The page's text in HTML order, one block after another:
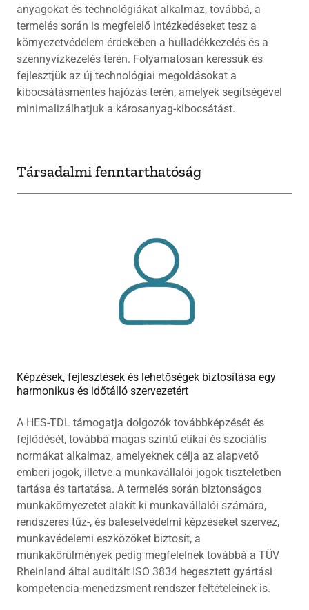
anyagokat és technológiákat alkalmaz, továbbá, a
termelés során is megfelelő intézkedéseket tesz a
környezetvédelem érdekében a hulladékkezelés és a
szennyvízkezelés terén. Folyamatosan keressük és
fejlesztjük az új technológiai megoldásokat a
kibocsátásmentes hajózás terén, amelyek segítségével
minimalizálhatjuk a károsanyag-kibocsátást.
Társadalmi fenntarthatóság
Képzések, fejlesztések és lehetőségek biztosítása egy
harmonikus és időtálló szervezetért
A HES-TDL támogatja dolgozók továbbképzését és
fejlődését, továbbá magas szintű etikai és szociális
normákat alkalmaz, amelyeknek célja az alapvető
emberi jogok, illetve a munkavállalói jogok tiszteletben
tartása és tartatása. A termelés során biztonságos
munkakörnyezetet alakít ki munkavállalói számára,
rendszeres tűz-, és balesetvédelmi képzéseket szervez,
munkavédelemi eszközöket biztosít, a
munkakörülmények pedig megfelelnek továbbá a TÜV
Rheinland által auditált ISO 3834 hegesztett gyártási
kompetencia-menedzsment rendszer feltételeinek is.